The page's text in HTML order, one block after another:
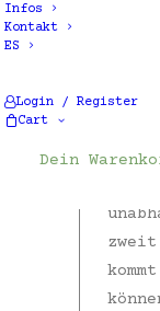
Infos
Kontakt
ES
Login / Register
Cart
Dein